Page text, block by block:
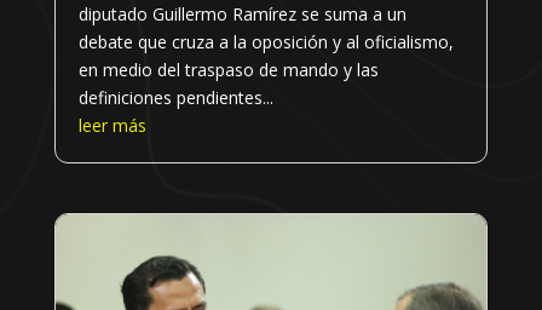
diputado Guillermo Ramírez se suma a un
debate que cruza a la oposición y al oficialismo,
en medio del traspaso de mando y las
definiciones pendientes...
leer más